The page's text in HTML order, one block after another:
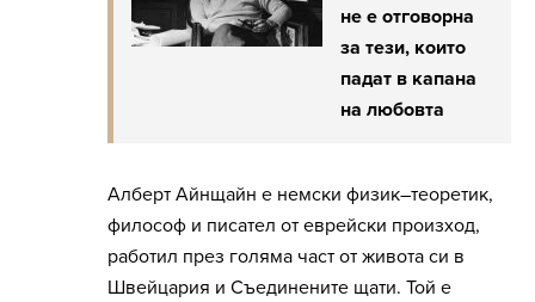
не е отговорна
за тези, които
падат в капана
на любовта
Алберт Айнщайн е немски физик–теоретик,
философ и писател от еврейски произход,
работил през голяма част от живота си в
Швейцария и Съединените щати. Той е